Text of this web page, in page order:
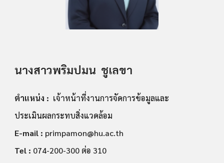
นางสาวพริมปมน ชูเลขา
ตำแหน่ง : เจ้าหน้าที่งานการจัดการข้อมูลและ
ประเมินผลกระทบสิ่งแวดล้อม
E-mail : primpamon@hu.ac.th
Tel : 074-200-300 ต่อ 310